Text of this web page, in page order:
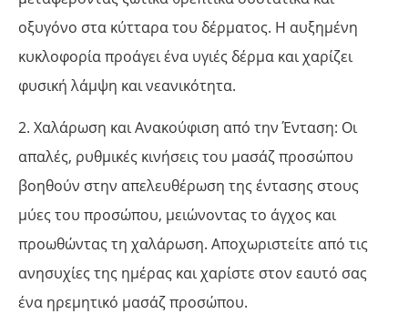
οξυγόνο στα κύτταρα του δέρματος. Η αυξημένη
κυκλοφορία προάγει ένα υγιές δέρμα και χαρίζει
φυσική λάμψη και νεανικότητα.
2. Χαλάρωση και Ανακούφιση από την Ένταση: Οι
απαλές, ρυθμικές κινήσεις του μασάζ προσώπου
βοηθούν στην απελευθέρωση της έντασης στους
μύες του προσώπου, μειώνοντας το άγχος και
προωθώντας τη χαλάρωση. Αποχωριστείτε από τις
ανησυχίες της ημέρας και χαρίστε στον εαυτό σας
ένα ηρεμητικό μασάζ προσώπου.